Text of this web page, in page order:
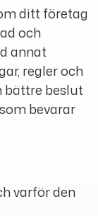
ditt företag
och
annat
regler och
beslut
bevarar
varför den